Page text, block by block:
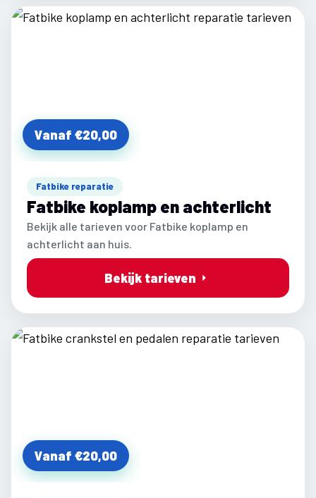
Vanaf €20,00
Fatbike reparatie
Fatbike koplamp en achterlicht
Bekijk alle tarieven voor Fatbike koplamp en
achterlicht aan huis.
Bekijk tarieven
Vanaf €20,00